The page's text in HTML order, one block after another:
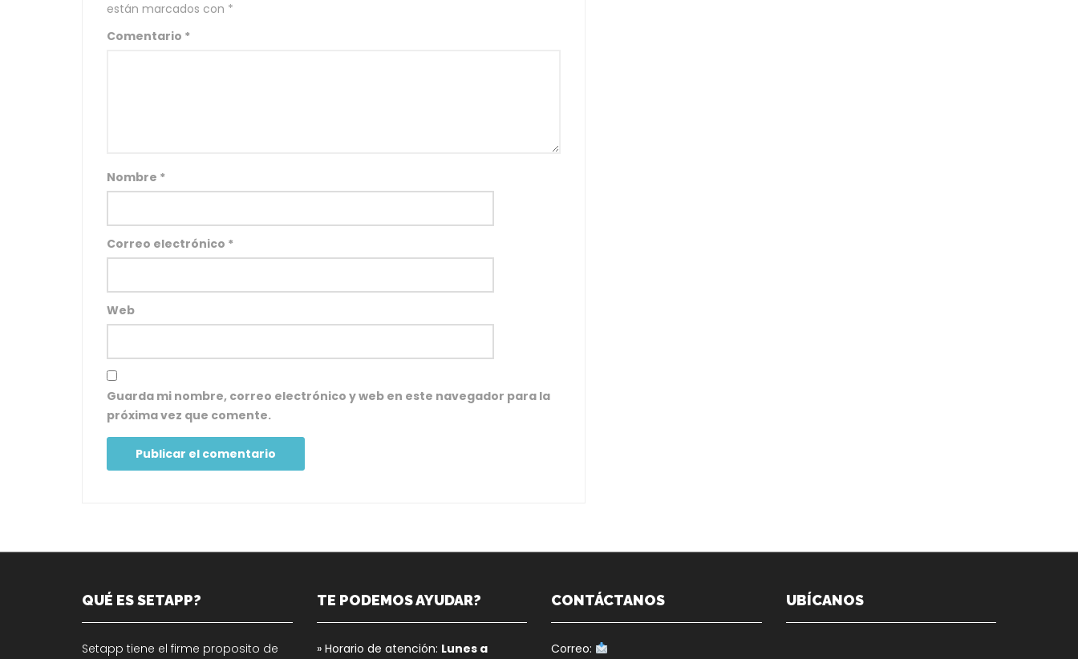
están marcados con *
Comentario *
Nombre *
Correo electrónico *
Web
Guarda mi nombre, correo electrónico y web en este navegador para la
próxima vez que comente.
QUÉ ES SETAPP?
Setapp tiene el firme proposito de
TE PODEMOS AYUDAR?
» Horario de atención: Lunes a
CONTÁCTANOS
Correo:
UBÍCANOS